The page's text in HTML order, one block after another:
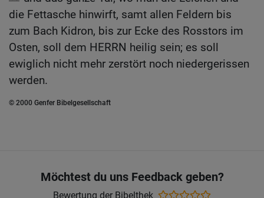
die Fettasche hinwirft, samt allen Feldern bis
zum Bach Kidron, bis zur Ecke des Rosstors im
Osten, soll dem HERRN heilig sein; es soll
ewiglich nicht mehr zerstört noch niedergerissen
werden.
© 2000 Genfer Bibelgesellschaft
Möchtest du uns Feedback geben?
Bewertung der Bibelthek